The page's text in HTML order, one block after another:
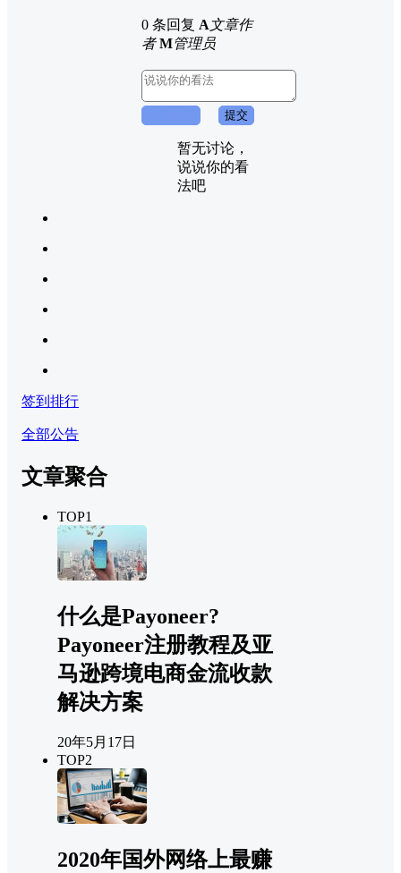
0 条回复 A文章作
者 M管理员
提交
暂无讨论，
说说你的看
法吧
签到排行
全部公告
文章聚合
TOP1
什么是Payoneer?
Payoneer注册教程及亚
马逊跨境电商金流收款
解决方案
20年5月17日
TOP2
2020年国外网络上最赚